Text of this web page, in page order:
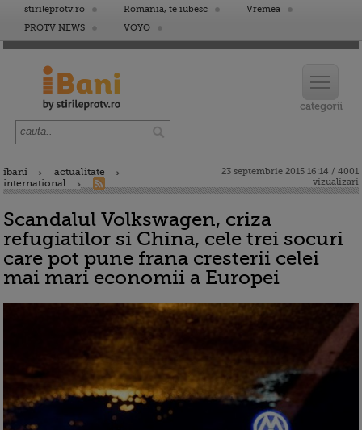
stirileprotv.ro Romania, te iubesc
Vremea
PROTV NEWS
VOYO
ibani
actualitate
international
23 septembrie 2015 16:14 / 4001
vizualizari
Scandalul Volkswagen, criza
refugiatilor si China, cele trei socuri
care pot pune frana cresterii celei
mai mari economii a Europei